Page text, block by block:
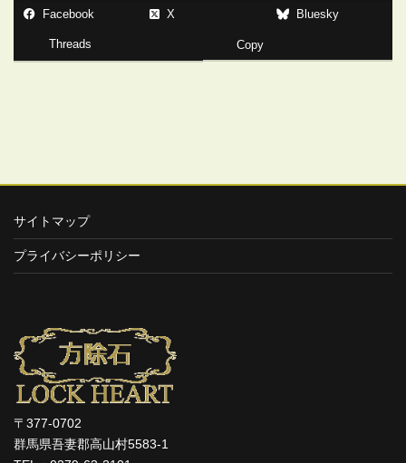
Facebook X Bluesky
Threads Copy
サイトマップ
プライバシーポリシー
〒377-0702
群馬県吾妻郡高山村5583-1